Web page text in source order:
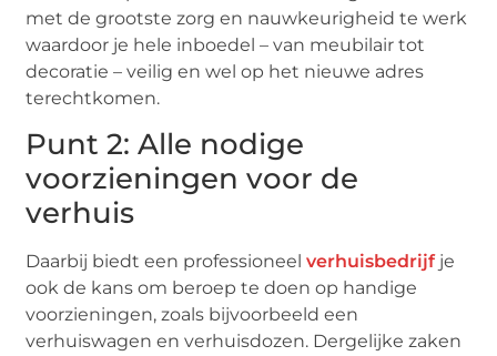
met de grootste zorg en nauwkeurigheid te werk
waardoor je hele inboedel – van meubilair tot
decoratie – veilig en wel op het nieuwe adres
terechtkomen.
Punt 2: Alle nodige
voorzieningen voor de
verhuis
Daarbij biedt een professioneelverhuisbedrijf je
ook de kans om beroep te doen op handige
voorzieningen, zoals bijvoorbeeld een
verhuiswagen en verhuisdozen. Dergelijke zaken